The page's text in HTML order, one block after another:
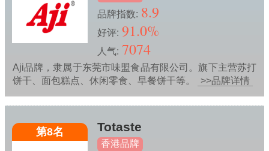
品牌指数: 8.9
好评: 91.0%
人气: 7074
Aji品牌，隶属于东莞市味盟食品有限公司。旗下主营苏打
饼干、面包糕点、休闲零食、早餐饼干等。
>>品牌详情
第8名 Totaste
香港品牌